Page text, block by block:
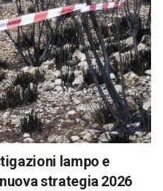
lampo e
strategia 2026